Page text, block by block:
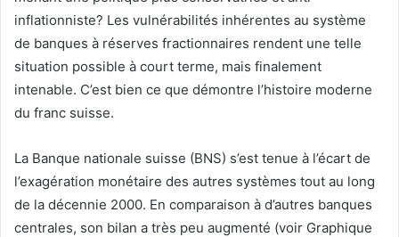
inflationniste? Les vulnérabilités inhérentes au système
de banques à réserves fractionnaires rendent une telle
situation possible à court terme, mais finalement
intenable. C’est bien ce que démontre l’histoire moderne
du franc suisse.
La Banque nationale suisse (BNS) s’est tenue à l’écart de
l’exagération monétaire des autres systèmes tout au long
de la décennie 2000. En comparaison à d’autres banques
centrales, son bilan a très peu augmenté (voir Graphique